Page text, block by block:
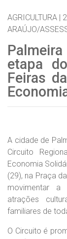
AGRICULTURA |
ARAÚJO/
etapa
Feiras
A cidade de
Circuito
Economia
(29), na Praça
movimentar a
atrações
familiares de
O Circuito é